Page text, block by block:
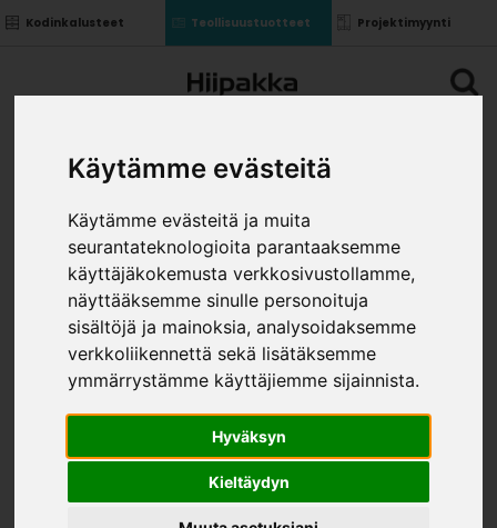
Käytämme evästeitä
Käytämme evästeitä ja muita
seurantateknologioita parantaaksemme
käyttäjäkokemusta verkkosivustollamme,
näyttääksemme sinulle personoituja
sisältöjä ja mainoksia, analysoidaksemme
verkkoliikennettä sekä lisätäksemme
ymmärrystämme käyttäjiemme sijainnista.
Hyväksyn
Kieltäydyn
Kodinkalusteet Teollisuustuotteet Projektimyynti